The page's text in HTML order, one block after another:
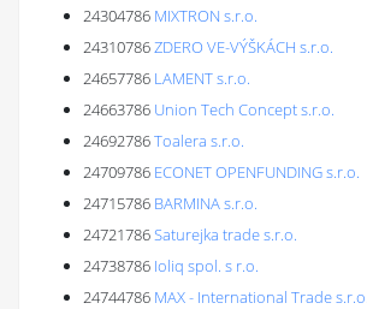
24304786 MIXTRON s.r.o.
24310786ZDERO VE-VÝŠKÁCH s.r.o.
24657786 LAMENT s.r.o.
24663786 Union Tech Concept s.r.o.
24692786Toalera s.r.o.
24709786 ECONET OPENFUNDING s.r.o.
24715786 BARMINA s.r.o.
24721786Saturejka trade s.r.o.
24738786 Ioliq spol. s r.o.
24744786 MAX - International Trade s.r.o.